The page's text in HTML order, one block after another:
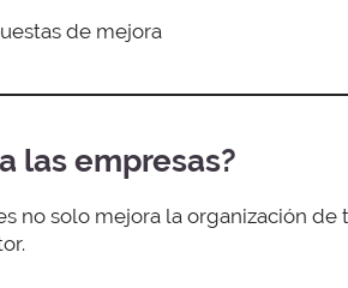
de mejora
las empresas?
no solo mejora la organización de